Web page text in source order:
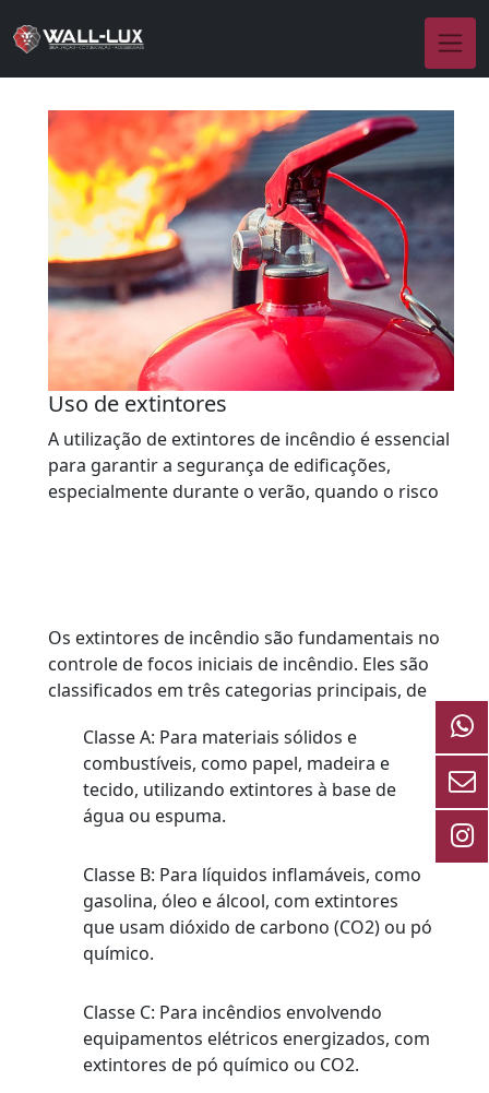
Uso de extintores
A utilização de extintores de incêndio é essencial
para garantir a segurança de edificações,
especialmente durante o verão, quando o risco
contra incêndios nunca foi tão evidente.
Os extintores de incêndio são fundamentais no
controle de focos iniciais de incêndio. Eles são
classificados em três categorias principais, de
incêndio:
Classe A: Para materiais sólidos e
combustíveis, como papel, madeira e
tecido, utilizando extintores à base de
água ou espuma.
Classe B: Para líquidos inflamáveis, como
gasolina, óleo e álcool, com extintores
que usam dióxido de carbono (CO2) ou pó
químico.
Classe C: Para incêndios envolvendo
equipamentos elétricos energizados, com
extintores de pó químico ou CO2.